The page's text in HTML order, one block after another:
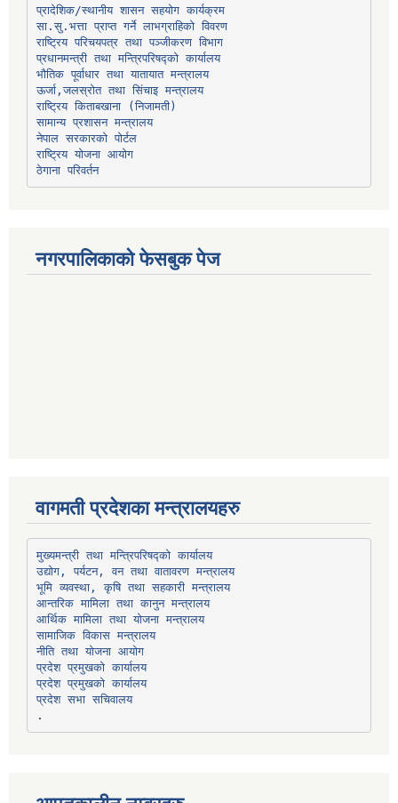
प्रादेशिक/स्थानीय शासन सहयोग कार्यक्रम
सा.सु.भत्ता प्राप्त गर्ने लाभग्राहिको विवरण
राष्ट्रिय परिचयपत्र तथा पञ्‍जीकरण विभाग
प्रधानमन्त्री तथा मन्त्रिपरिषद्को कार्यालय
भौतिक पूर्वाधार तथा यातायात मन्त्रालय
ऊर्जा,जलस्रोत तथा सिंचाइ मन्त्रालय
सामान्य प्रशासन मन्त्रालय
नेपाल सरकारको पोर्टल
राष्ट्रिय योजना आयोग
ठेगाना परिवर्तन
नगरपालिकाको फेसबुक पेज
वागमती प्रदेशका मन्त्रालयहरु
मुख्यमन्त्री तथा मन्त्रिपरिषद्को कार्यालय
उद्योग, पर्यटन, वन तथा वातावरण मन्त्रालय
भूमि व्यवस्था, कृषि तथा सहकारी मन्त्रालय
आन्तरिक मामिला तथा कानुन मन्त्रालय
आर्थिक मामिला तथा योजना मन्त्रालय
सामाजिक विकास मन्त्रालय
नीति तथा योजना आयोग
प्रदेश प्रमुखको कार्यालय
प्रदेश प्रमुखको कार्यालय
प्रदेश सभा सचिवालय